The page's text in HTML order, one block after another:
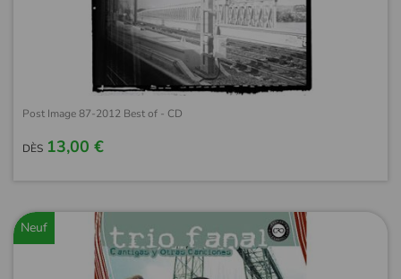
Post Image 87-2012 Best of - CD
DÈS 13,00 €
Neuf